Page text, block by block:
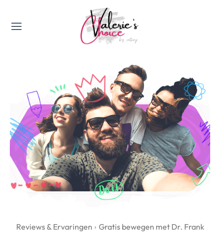
Valerie's Topics
Food & Drinks
Happyness & Opmerkelijk
Lifestyle, Sport & Duurzaamheid
Gadgets & Tech
Top 5 van Valerie
Health & Beauty
Huis & Tuin
Nieuws & Media
Over Valerie
Reviews & Ervaringen Gratis bewegen met Dr. Frank